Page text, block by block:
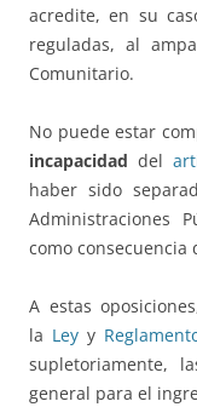
acredite, en su
reguladas, al
Comunitario.
No puede estar
incapacidad del
haber sido
Administraciones
como
A estas
la Ley y
supletoriamente,
general para el